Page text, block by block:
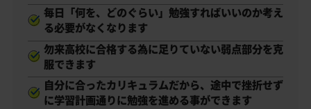
毎日「何を、どのぐらい」勉強すればいいのか考え
る必要がなくなります
勿来高校に合格する為に足りていない弱点部分を克
服できます
自分に合ったカリキュラムだから、途中で挫折せず
に学習計画通りに勉強を進める事ができます